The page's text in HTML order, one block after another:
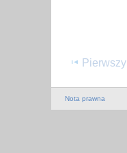
Pierwszy
Nota prawna